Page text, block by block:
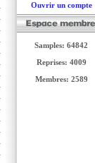
Ouvrir un compte
Samples: 64842
Reprises: 4009
Membres: 2589